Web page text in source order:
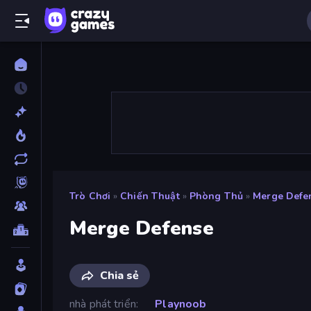
Trò Chơi » Chiến Thuật » Phòng Thủ » Merge
Merge Defense
Chia sẻ
nhà phát triển
Playnoob